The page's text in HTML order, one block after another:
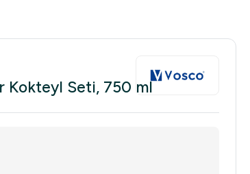
Kokteyl Seti, 750 ml